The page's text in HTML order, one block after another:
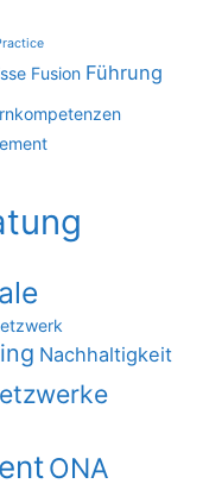
Fusion Führung
Nachhaltigkeit
ONA